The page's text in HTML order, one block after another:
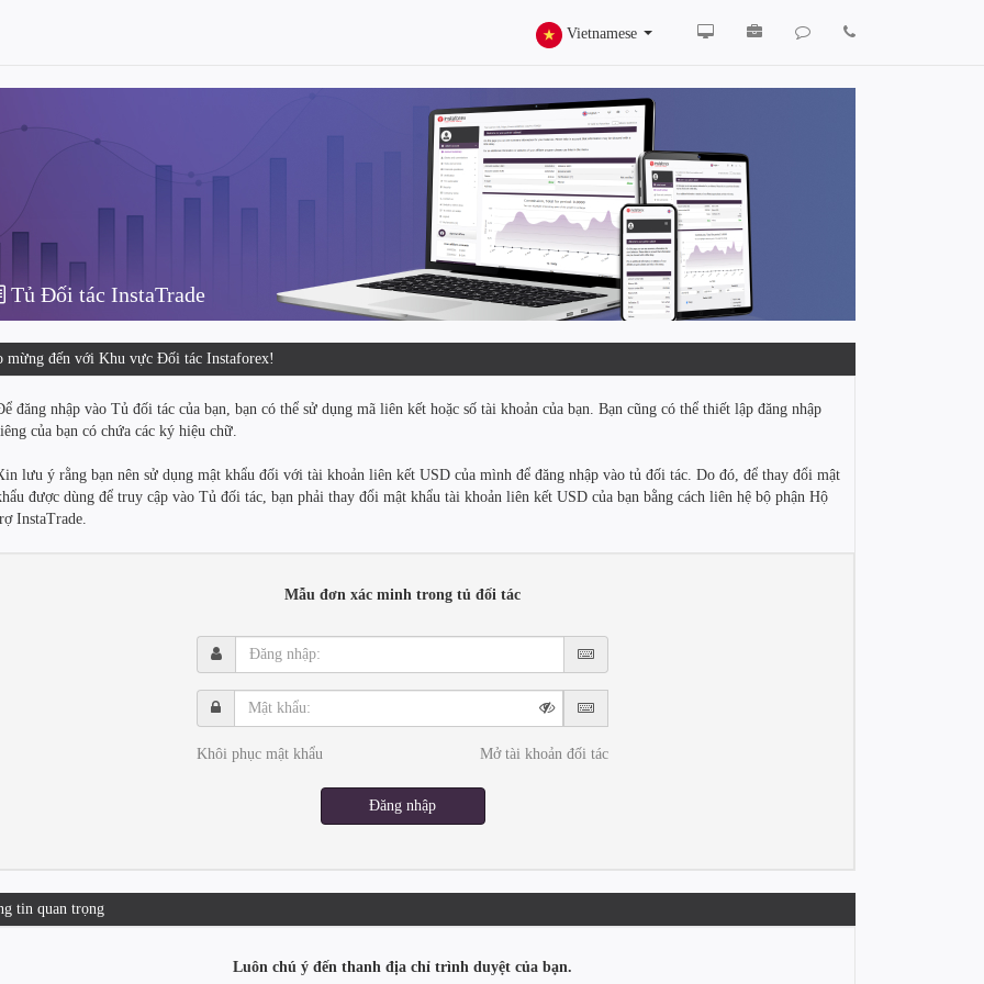
Vietnamese
Tủ Đối tác InstaTrade
mừng đến với Khu vực Đối tác Instaforex!
đăng nhập vào Tủ đối tác của bạn, bạn có thể sử dụng mã liên kết hoặc số tài khoản của bạn. Bạn cũng có thể thiết lập đăng nhập
của bạn có chứa các ký hiệu chữ.
lưu ý rằng bạn nên sử dụng mật khẩu đối với tài khoản liên kết USD của mình để đăng nhập vào tủ đối tác. Do đó, để thay đổi mật
được dùng để truy cập vào Tủ đối tác, bạn phải thay đổi mật khẩu tài khoản liên kết USD của bạn bằng cách liên hệ bộ phận Hộ
InstaTrade.
Mẫu đơn xác minh trong tủ đối tác
Đăng
nhập:
Mật
khẩu:
Khôi phục mật khẩu
Mở tài khoản đối tác
Đăng nhập
tin quan trọng
Luôn chú ý đến thanh địa chỉ trình duyệt của bạn.